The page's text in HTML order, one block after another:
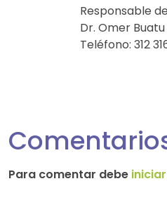
Responsable
Dr. Omer
Teléfono: 312
Para comentar debe